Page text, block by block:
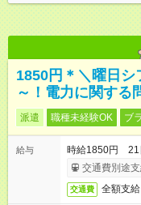
1850円＊＼曜日シ
～！電力に関する
派遣 職種未経験OK ブ
給与
時給1850円 21
交通費別途支
交通費 全額支給